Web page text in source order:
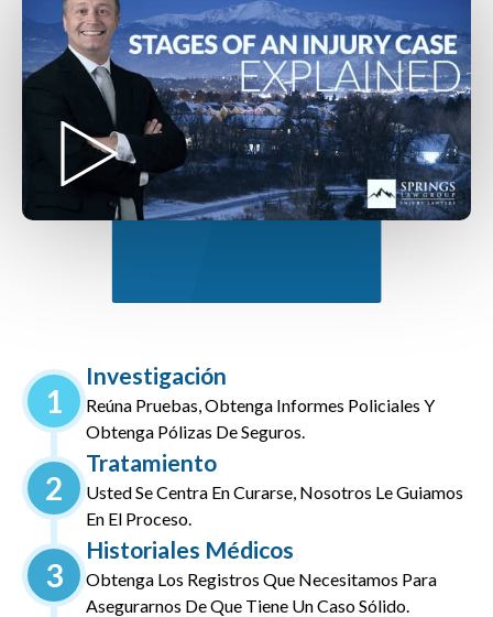
1
Investigación
Reúna Pruebas, Obtenga Informes Policiales Y
Obtenga Pólizas De Seguros.
2
Tratamiento
Usted Se Centra En Curarse, Nosotros Le Guiamos
En El Proceso.
3
Historiales Médicos
Obtenga Los Registros Que Necesitamos Para
Asegurarnos De Que Tiene Un Caso Sólido.